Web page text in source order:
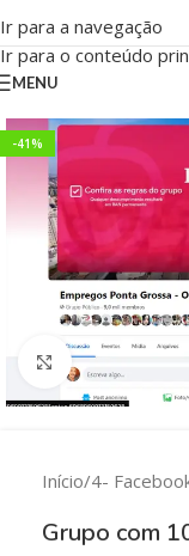
Ir para a navegação
Ir para o conteúdo
MENU
-41%
Clique para
Início/4-
Grupo com